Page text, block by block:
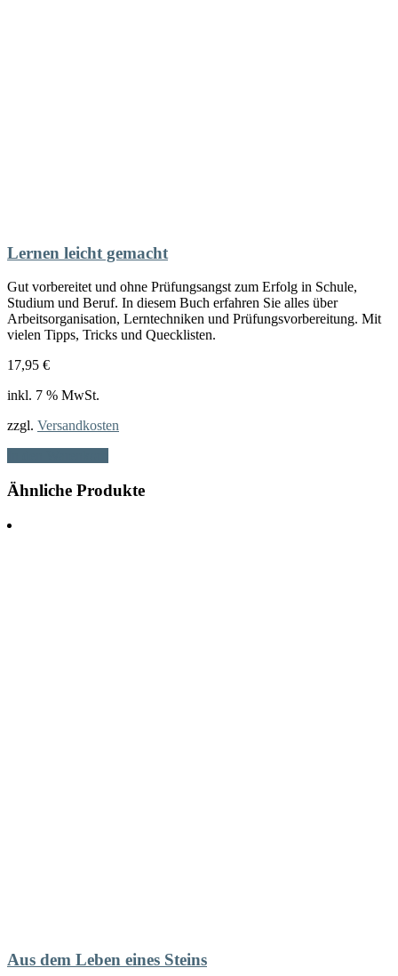
Lernen leicht gemacht
Gut vorbereitet und ohne Prüfungsangst zum Erfolg in Schule,
Studium und Beruf. In diesem Buch erfahren Sie alles über
Arbeitsorganisation, Lerntechniken und Prüfungsvorbereitung. Mit
vielen Tipps, Tricks und Quecklisten.
17,95 €
inkl. 7 % MwSt.
zzgl. Versandkosten
Ähnliche Produkte
Aus dem Leben eines Steins